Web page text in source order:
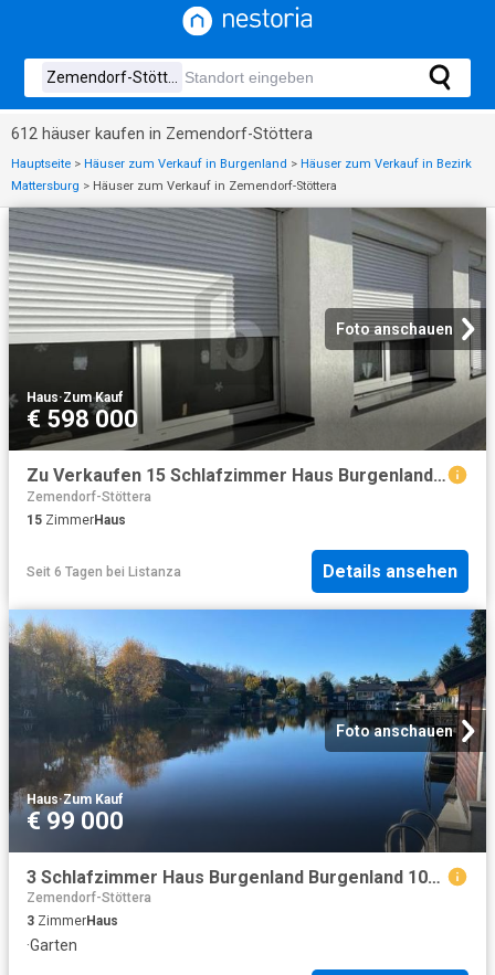
612 häuser kaufen in Zemendorf-Stöttera
Hauptseite > Häuser zum Verkauf in Burgenland > Häuser zum Verkauf in Bezirk
Mattersburg > Häuser zum Verkauf in Zemendorf-Stöttera
Foto anschauen
Haus·Zum Kauf
€ 598 000
Zu Verkaufen 15 Schlafzimmer Haus Burgenland Burgenland DS104713057
Zemendorf-Stöttera
15 ZimmerHaus
Seit 6 Tagen bei Listanza Details ansehen
Foto anschauen
Haus·Zum Kauf
€ 99 000
3 Schlafzimmer Haus Burgenland Burgenland 104293797
Zemendorf-Stöttera
3 ZimmerHaus
·Garten